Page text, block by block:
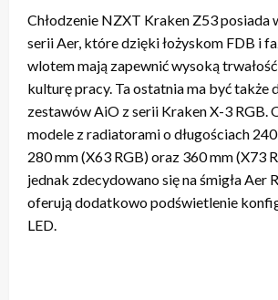
Chłodzenie NZXT Kraken Z53 posiada
serii Aer, które dzięki łożyskom FDB i
wlotem mają zapewnić wysoką
kulturę pracy. Ta ostatnia ma być także
zestawów AiO z serii Kraken X-3 RGB.
modele z radiatorami o długościach
280 mm (X63 RGB) oraz 360 mm (X73
jednak zdecydowano się na śmigła Aer
oferują dodatkowo podświetlenie
LED.